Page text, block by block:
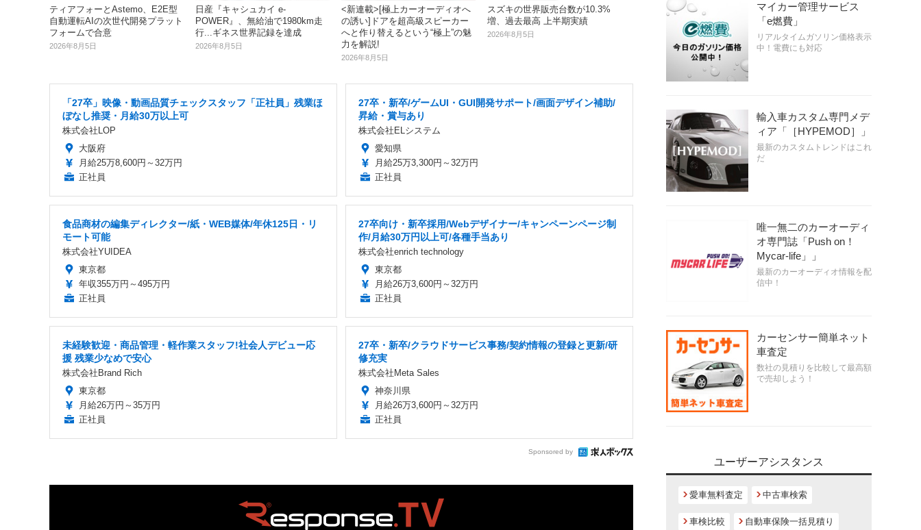
ティアフォーとAstemo、E2E型
自動運転AIの次世代開発プラット
フォームで合意
2026年8月5日
日産『キャシュカイ e-
POWER』、無給油で1980km走
行...ギネス世界記録を達成
2026年8月5日
<新連載>[極上カーオーディオへ
の誘い]ドアを超高級スピーカー
へと作り替えるという“極上”の魅
力を解説!
2026年8月5日
スズキの世界販売台数が10.3%
増、過去最高 上半期実績
2026年8月5日
「27卒」映像・動画品質チェックスタッフ「正社員」残業ほ
ぼなし推奨・月給30万以上可
株式会社LOP
大阪府
月給25万8,600円～32万円
正社員
27卒・新卒/ゲームUI・GUI開発サポート/画面デザイン補助/
昇給・賞与あり
株式会社ELシステム
愛知県
月給25万3,300円～32万円
正社員
食品商材の編集ディレクター/紙・WEB媒体/年休125日・リ
モート可能
株式会社YUIDEA
東京都
年収355万円～495万円
正社員
27卒向け・新卒採用/Webデザイナー/キャンペーンページ制
作/月給30万円以上可/各種手当あり
株式会社enrich technology
東京都
月給26万3,600円～32万円
正社員
未経験歓迎・商品管理・軽作業スタッフ!社会人デビュー応
援 残業少なめで安心
株式会社Brand Rich
東京都
月給26万円～35万円
正社員
27卒・新卒/クラウドサービス事務/契約情報の登録と更新/研
修充実
株式会社Meta Sales
神奈川県
月給26万3,600円～32万円
正社員
Sponsored by
マイカー管理サービス
「e燃費」
リアルタイムガソリン価格表示
中！電費にも対応
輸入車カスタム専門メデ
ィア「［HYPEMOD］」
最新のカスタムトレンドはこれ
だ
唯一無二のカーオーディ
オ専門誌「Push on！
Mycar-life」」
最新のカーオーディオ情報を配
信中！
カーセンサー簡単ネット
車査定
数社の見積りを比較して最高額
で売却しよう！
ユーザーアシスタンス
愛車無料査定 中古車検索
車検比較 自動車保険一括見積り